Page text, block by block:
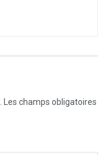
Les champs obligatoires